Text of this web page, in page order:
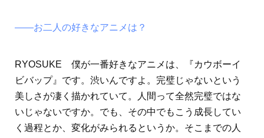
――お二人の好きなアニメは？
RYOSUKE 僕が一番好きなアニメは、『カウボーイ
ビバップ』です。渋いんですよ。完璧じゃないという
美しさが凄く描かれていて。人間って全然完璧ではな
いじゃないですか。でも、その中でもこう成長してい
く過程とか、変化がみられるというか。そこまでの人